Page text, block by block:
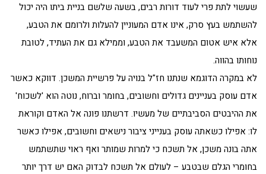
שעשוי לתת פרי לעוד דורות רבים, בשעה שלשם בניית ביתו היה יכול
להשתמש בעץ סרק, אינו אדם המעוניין להעלות ולרומם את הטבע,
אלא איש אטום המשעבד את הטבע, וממילא גם את העתיד, לטובת
נוחותו בהווה.
לא במקרה הדוגמא שנתנו חז"ל בנויה על פרשיית המשכן. דווקא כאשר
אדם עוסק בעניינים גדולים וחשובים, בחומר וברוח, נוטה הוא 'לשכוח'
את ההיבטים הסביבתיים של מעשיו. דרשתנו פונה אל האדם וקוראת
לו: אפילו כשאתה עוסק בענייני ציבור נישאים וחשובים, אפילו כאשר
אתה בונה משכן, אל תשכח כי למרות שמותר ואף ראוי שתשתמש
בחומרי הגלם שבטבע – לעולם אל תשכח לבדוק האם יש דרך יותר